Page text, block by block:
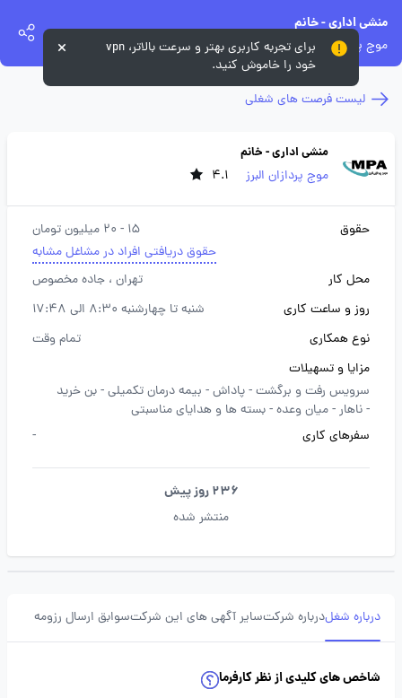
منشی اداری - خانم
موج پردازان البرز
لیست فرصت های شغلی
منشی اداری - خانم
موج پردازان البرز
4.1
حقوق
15 - 20 میلیون تومان
حقوق دریافتی افراد در مشاغل مشابه
محل کار
تهران ، جاده مخصوص
روز و ساعت کاری
شنبه تا چهارشنبه 8:30 الی 17:48
نوع همکاری
تمام وقت
مزایا و تسهیلات
سرویس رفت و برگشت -پاداش - بیمه درمان تکمیلی -بن خرید
-ناهار -میان وعده -بسته ها و هدایای مناسبتی
سفرهای کاری
-
236 روز پیش
منتشر شده
درباره شغلدرباره شرکتسایر آگهی های این شرکتسوابق ارسال رزومه
شاخص های کلیدی از نظر کارفرما
برای تجربه کاربری بهتر و سرعت بالاتر، vpn
خود را خاموش کنید.